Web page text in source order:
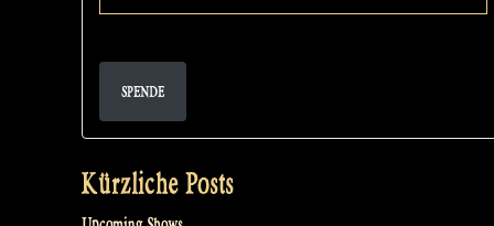
SPENDE
Kürzliche Posts